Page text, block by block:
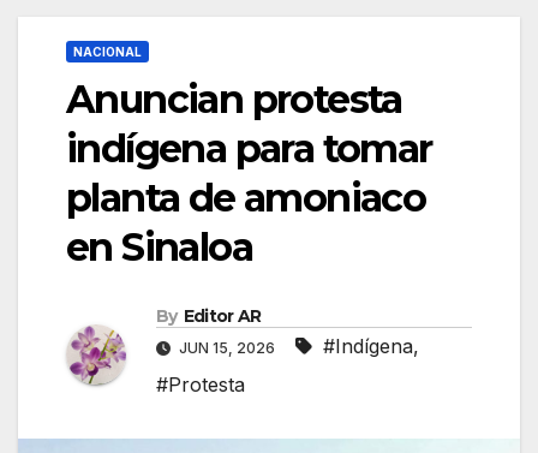
NACIONAL
Anuncian protesta
indígena para tomar
planta de amoniaco
en Sinaloa
By Editor AR
JUN 15, 2026 #Indígena,
#Protesta